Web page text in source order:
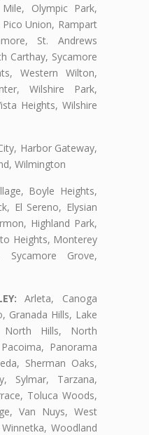
Olympic Park,
Union, Rampart
St. Andrews
Carthay, Sycamore
Western Wilton,
Wilshire Park,
Heights, Wilshire
Harbor Gateway,
Wilmington
Boyle Heights,
El Sereno, Elysian
Highland Park,
Heights, Monterey
Sycamore Grove,
Arleta, Canoga
Granada Hills, Lake
North Hills, North
Panorama
Sherman Oaks,
Sylmar, Tarzana,
Toluca Woods,
Van Nuys, West
Woodland